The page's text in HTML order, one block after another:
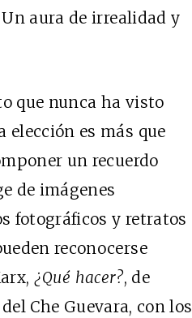
aura de irrealidad y
que nunca ha visto
es más que
un recuerdo
de imágenes
fotográficos y retratos
reconocerse
¿Qué hacer?, de
del Che Guevara, con los